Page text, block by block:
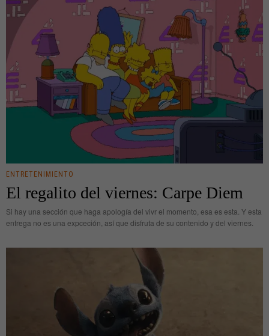
ENTRETENIMIENTO
El regalito del viernes: Carpe Diem
Si hay una sección que haga apología del vivr el momento, esa es esta. Y esta
entrega no es una expceción, así que disfruta de su contenido y del viernes.